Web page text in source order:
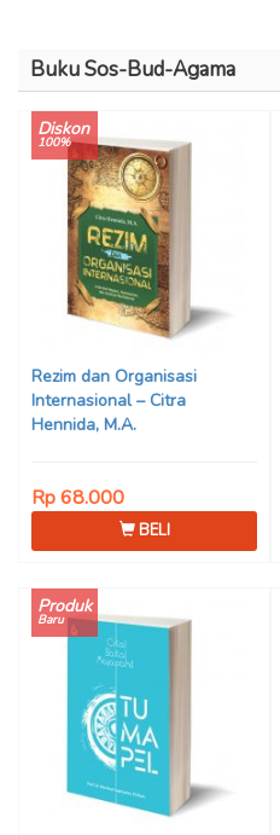
Buku Sos-Bud-Agama
Diskon
100%
Rezim dan Organisasi
Internasional – Citra
Hennida, M.A.
Rp 68.000
BELI
Produk
Baru